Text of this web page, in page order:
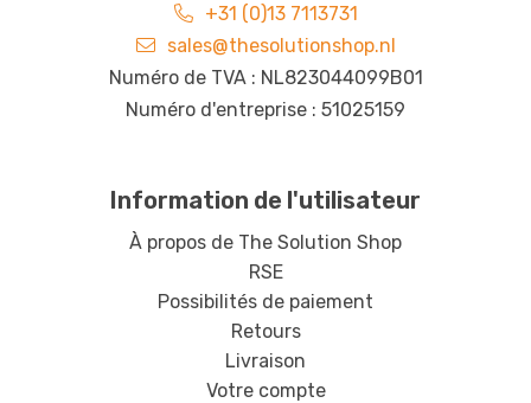
+31 (0)13 7113731
sales@thesolutionshop.nl
Numéro de TVA : NL823044099B01
Numéro d'entreprise : 51025159
Information de l'utilisateur
À propos de The Solution Shop
RSE
Possibilités de paiement
Retours
Livraison
Votre compte